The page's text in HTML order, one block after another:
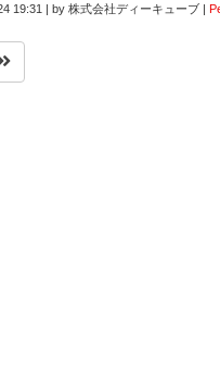
19:31 | by 株式会社ディーキューブ |